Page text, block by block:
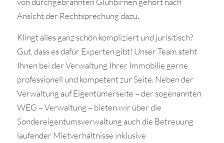
Ansicht der Rechtsprechung dazu.
Klingt alles ganz schön kompliziert und jurisitisch?
Gut, dass es dafür Experten gibt! Unser Team steht
Ihnen bei der Verwaltung Ihrer Immobilie gerne
professionell und kompetent zur Seite. Neben der
Verwaltung auf Eigentümerseite – der sogenannten
WEG – Verwaltung – bieten wir über die
Sondereigentumsverwaltung auch die Betreuung
laufender Mietverhältnisse inklusive